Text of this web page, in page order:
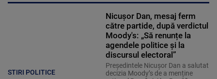
STIRI POLITICE
Nicușor Dan, mesaj ferm
către partide, după verdictul
Moody's: „Să renunțe la
agendele politice şi la
discursul electoral”
Președintele Nicușor Dan a salutat
decizia Moody’s de a menține